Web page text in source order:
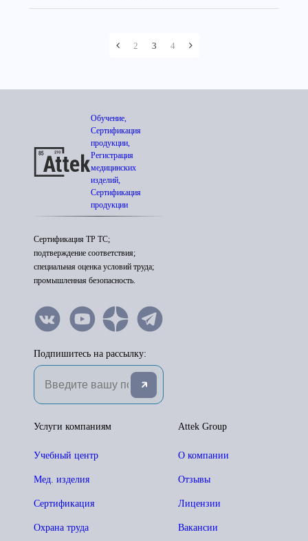
2 3 4
Обучение,
Сертификация
продукции,
Регистрация
медицинских
изделий,
Сертификация
продукции
Сертификация ТР ТС;
подтверждение соответствия;
специальная оценка условий труда;
промышленная безопасность.
Подпишитесь на рассылку:
Attek Group
О компании
Отзывы
Лицензии
Вакансии
Услуги компаниям
Учебный центр
Мед. изделия
Сертификация
Охрана труда